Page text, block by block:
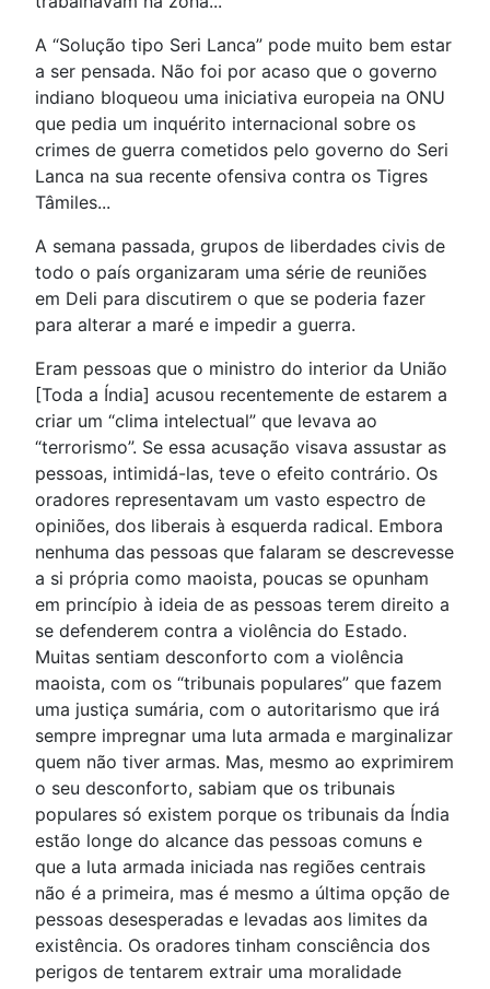
A “Solução tipo Seri Lanca” pode muito bem estar
a ser pensada. Não foi por acaso que o governo
indiano bloqueou uma iniciativa europeia na ONU
que pedia um inquérito internacional sobre os
crimes de guerra cometidos pelo governo do Seri
Lanca na sua recente ofensiva contra os Tigres
Tâmiles...
A semana passada, grupos de liberdades civis de
todo o país organizaram uma série de reuniões
em Deli para discutirem o que se poderia fazer
para alterar a maré e impedir a guerra.
Eram pessoas que o ministro do interior da União
[Toda a Índia] acusou recentemente de estarem a
criar um “clima intelectual” que levava ao
“terrorismo”. Se essa acusação visava assustar as
pessoas, intimidá-las, teve o efeito contrário. Os
oradores representavam um vasto espectro de
opiniões, dos liberais à esquerda radical. Embora
nenhuma das pessoas que falaram se descrevesse
a si própria como maoista, poucas se opunham
em princípio à ideia de as pessoas terem direito a
se defenderem contra a violência do Estado.
Muitas sentiam desconforto com a violência
maoista, com os “tribunais populares” que fazem
uma justiça sumária, com o autoritarismo que irá
sempre impregnar uma luta armada e marginalizar
quem não tiver armas. Mas, mesmo ao exprimirem
o seu desconforto, sabiam que os tribunais
populares só existem porque os tribunais da Índia
estão longe do alcance das pessoas comuns e
que a luta armada iniciada nas regiões centrais
não é a primeira, mas é mesmo a última opção de
pessoas desesperadas e levadas aos limites da
existência. Os oradores tinham consciência dos
perigos de tentarem extrair uma moralidade